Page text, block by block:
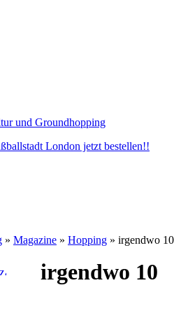
und Groundhopping
» Magazine » Hopping » irgendwo 10
irgendwo 10